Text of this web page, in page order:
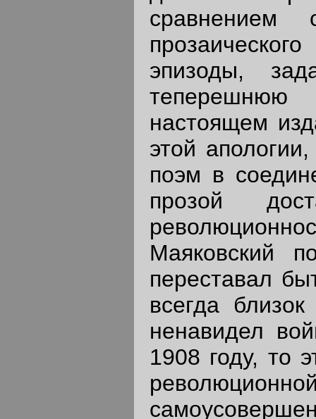
сравнением
эпизоды,
настоящем
этой
поэм в
прозой
Маяковский
переставал
всегда
ненавидел
1908 году, то